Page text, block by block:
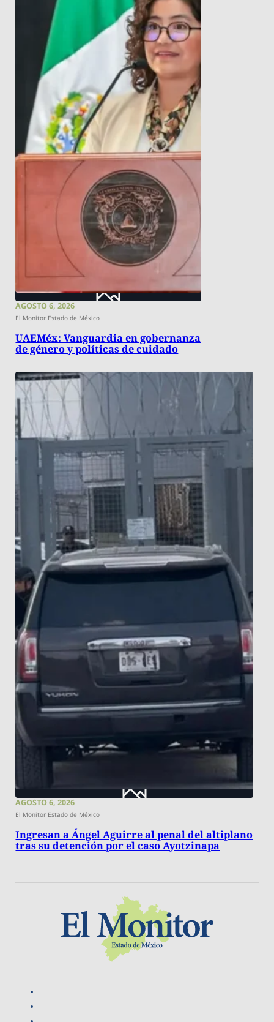
AGOSTO 6, 2026
El Monitor Estado de México
UAEMéx: Vanguardia en gobernanza
de género y políticas de cuidado
AGOSTO 6, 2026
El Monitor Estado de México
Ingresan a Ángel Aguirre al penal del altiplano
tras su detención por el caso Ayotzinapa